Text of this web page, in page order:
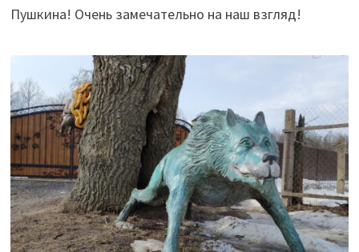
Пушкина! Очень замечательно на наш взгляд!